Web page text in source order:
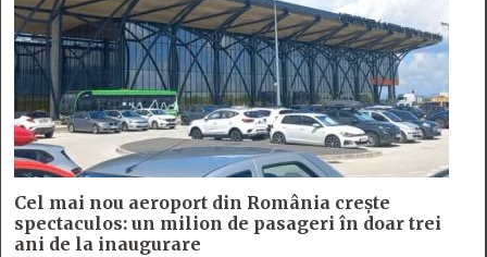
Cel mai nou aeroport din România crește
spectaculos: un milion de pasageri în doar trei
ani de la inaugurare